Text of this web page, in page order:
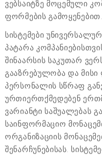
ვებსაიტზე მოცემული
ფორმების გამოყენებით.
სისტემები
პატარა
შინაარსის საკუთარ
გააზრებულობა და
პერსონალის სწრაფ
ურთიერთქმედებენ
ვარიანტი საშუალებას
საინფორმაციო
ორგანიზაციის
შენარჩუნებისას.